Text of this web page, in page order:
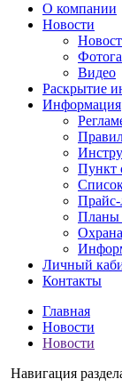
О компании
Новости
Видео
Раскрытие
Информация
Пункт
Прайс-
Планы
Личный
Контакты
Главная
Новости
Новости
Навигация